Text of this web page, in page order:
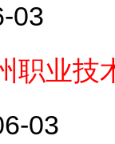
03
职业技
03